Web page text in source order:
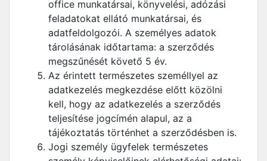
office munkatársai, könyvelési, adózási
feladatokat ellátó munkatársai, és
adatfeldolgozói. A személyes adatok
tárolásának időtartama: a szerződés
megszűnését követő 5 év.
Az érintett természetes személlyel az
adatkezelés megkezdése előtt közölni
kell, hogy az adatkezelés a szerződés
teljesítése jogcímén alapul, az a
tájékoztatás történhet a szerződésben is.
Jogi személy ügyfelek természetes